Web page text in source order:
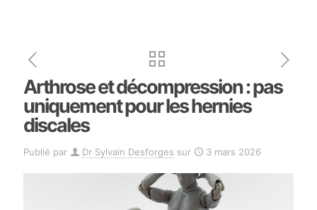
Arthrose et décompression : pas
uniquement pour les hernies
discales
Publié par Dr Sylvain Desforges sur 3 mars 2026